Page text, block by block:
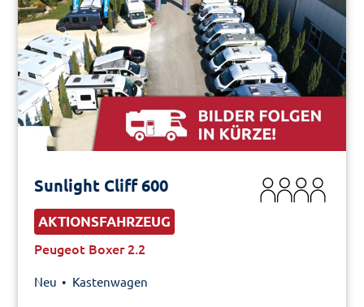
Sunlight Cliff 600
AKTIONSFAHRZEUG
Peugeot Boxer 2.2
Neu • Kastenwagen